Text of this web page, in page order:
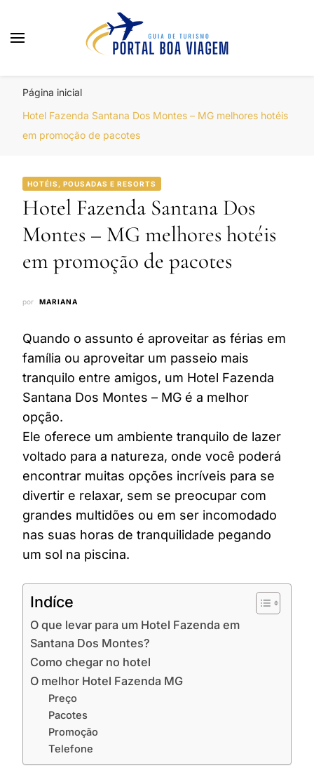
Página inicial
Hotel Fazenda Santana Dos Montes – MG melhores hotéis
em promoção de pacotes
HOTÉIS, POUSADAS E RESORTS
Hotel Fazenda Santana Dos
Montes – MG melhores hotéis
em promoção de pacotes
por MARIANA
Quando o assunto é aproveitar as férias em
família ou aproveitar um passeio mais
tranquilo entre amigos, um Hotel Fazenda
Santana Dos Montes – MG é a melhor
opção.
Ele oferece um ambiente tranquilo de lazer
voltado para a natureza, onde você poderá
encontrar muitas opções incríveis para se
divertir e relaxar, sem se preocupar com
grandes multidões ou em ser incomodado
nas suas horas de tranquilidade pegando
um sol na piscina.
Indíce
O que levar para um Hotel Fazenda em
Santana Dos Montes?
Como chegar no hotel
O melhor Hotel Fazenda MG
Preço
Pacotes
Promoção
Telefone